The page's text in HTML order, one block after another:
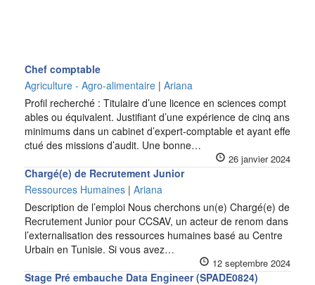
Chef comptable
Agriculture - Agro-alimentaire | Ariana
Profil recherché : Titulaire d’une licence en sciences compt
ables ou équivalent. Justifiant d’une expérience de cinq ans
minimums dans un cabinet d’expert-comptable et ayant effe
ctué des missions d’audit. Une bonne…
26 janvier 2024
Chargé(e) de Recrutement Junior
Ressources Humaines | Ariana
Description de l’emploi Nous cherchons un(e) Chargé(e) de
Recrutement Junior pour CCSAV, un acteur de renom dans
l’externalisation des ressources humaines basé au Centre
Urbain en Tunisie. Si vous avez…
12 septembre 2024
Stage Pré embauche Data Engineer (SPADE0824)